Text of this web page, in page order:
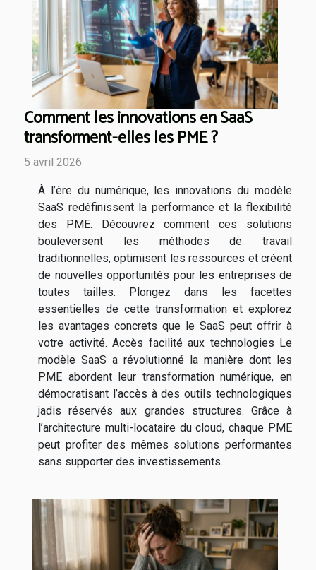
Comment les innovations en SaaS
transforment-elles les PME ?
5 avril 2026
À l’ère du numérique, les innovations du modèle
SaaS redéfinissent la performance et la flexibilité
des PME. Découvrez comment ces solutions
bouleversent les méthodes de travail
traditionnelles, optimisent les ressources et créent
de nouvelles opportunités pour les entreprises de
toutes tailles. Plongez dans les facettes
essentielles de cette transformation et explorez
les avantages concrets que le SaaS peut offrir à
votre activité. Accès facilité aux technologies Le
modèle SaaS a révolutionné la manière dont les
PME abordent leur transformation numérique, en
démocratisant l’accès à des outils technologiques
jadis réservés aux grandes structures. Grâce à
l’architecture multi-locataire du cloud, chaque PME
peut profiter des mêmes solutions performantes
sans supporter des investissements...